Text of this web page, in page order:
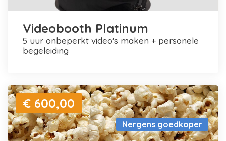
Videobooth Platinum
5 uur onbeperkt video's maken + personele
begeleiding
Nergens goedkoper
€ 600,00